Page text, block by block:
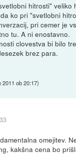
hitrosti" veliko
ko pri "svetlobni
pri cemer je
tu. A ni enostavno.
clovestva bi bilo
brez para.
2011 ob 20:17)
omejitev.
kakšna cena bo